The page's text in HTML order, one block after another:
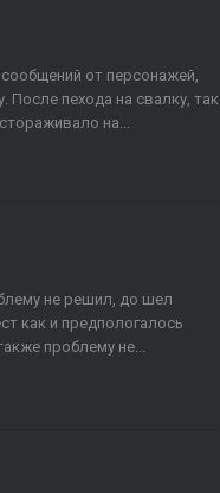
от персонажей,
пехода на свалку, так
на...
не решил, до шел
как и предпологалось
проблему не...